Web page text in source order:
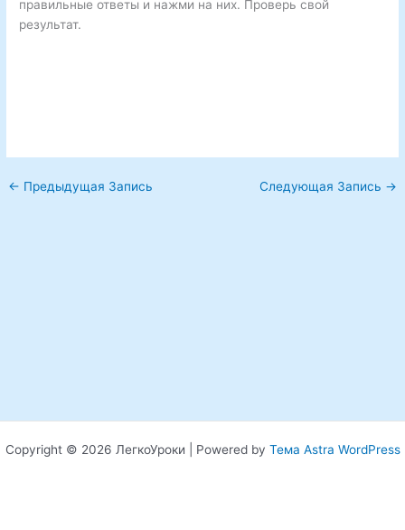
правильные ответы и нажми на них. Проверь свой
результат.
← Предыдущая Запись Следующая Запись →
Copyright © 2026 ЛегкоУроки | Powered by Тема Astra WordPress